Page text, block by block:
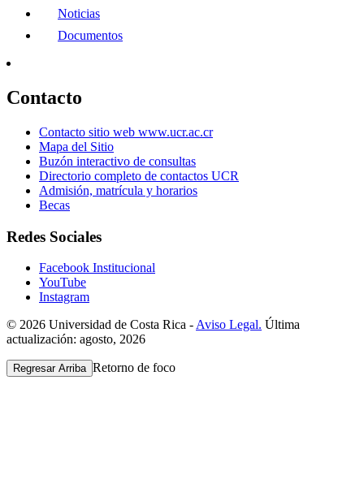
Noticias
Documentos
Contacto
Contacto sitio web www.ucr.ac.cr
Mapa del Sitio
Buzón interactivo de consultas
Directorio completo de contactos UCR
Admisión, matrícula y horarios
Becas
Redes Sociales
Facebook Institucional
YouTube
Instagram
© 2026 Universidad de Costa Rica -Aviso Legal. Última
actualización: agosto, 2026
Regresar Arriba Retorno de foco